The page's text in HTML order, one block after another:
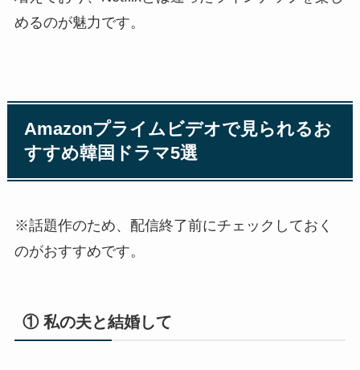
めるのが魅力です。
Amazonプライムビデオで見られるお
すすめ韓国ドラマ5選
※話題作のため、配信終了前にチェックしておく
のがおすすめです。
① 私の夫と結婚して